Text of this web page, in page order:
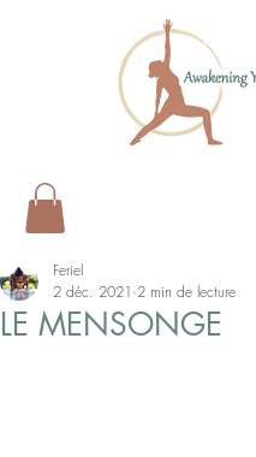
LE MENSONGE
Feriel
2 déc. 2021 2 min de lecture